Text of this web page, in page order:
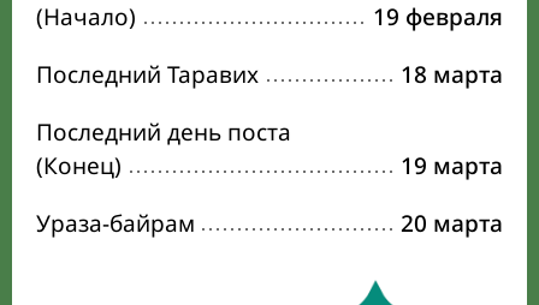
(Начало)
19 февраля
Последний Таравих
18 марта
Последний день поста
(Конец)
19 марта
Ураза-байрам
20 марта